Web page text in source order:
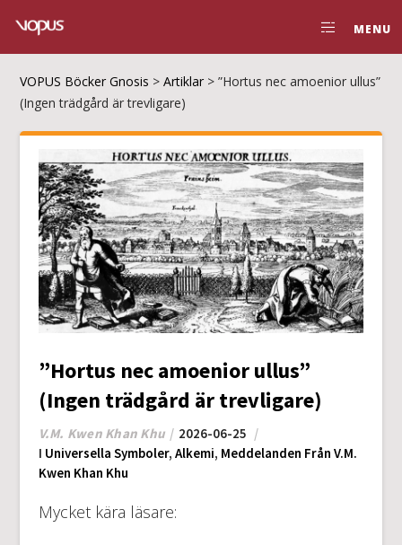
MENU
VOPUS Böcker Gnosis >Artiklar >”Hortus nec amoenior ullus”
(Ingen trädgård är trevligare)
”Hortus nec amoenior ullus”
(Ingen trädgård är trevligare)
V.M. Kwen Khan Khu
2026-06-25
I Universella Symboler, Alkemi, Meddelanden Från V.M.
Kwen Khan Khu
Mycket kära läsare: